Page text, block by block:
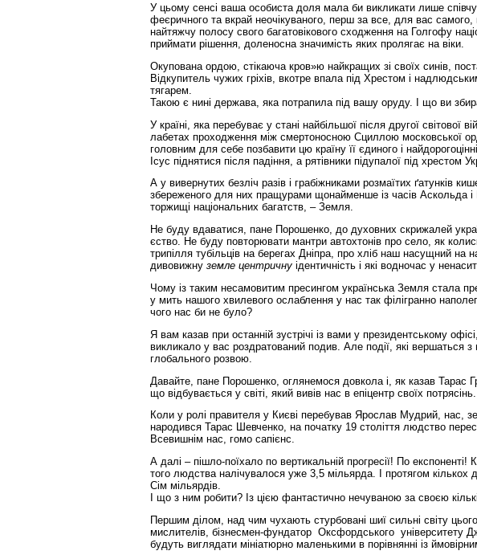
У цьому сенсі ваша особиста доля мала би викликати лише
феєричного та вкрай неочікуваного, перш за все, для вас
найтяжчу полосу свого багатовікового сходження на Голгофу
приймати рішення, доленосна значимість яких пролягає на віки.
Окупована ордою, стікаюча кров»ю найкращих зі своїх синів,
Відкупитель чужих гріхів, вкотре впала під Хрестом і
тягарем.
Такою є нині держава, яка потрапила під вашу оруду. І що ви
У країні, яка перебуває у стані найбільшої після другої
лабетах проходження між смертоносною Сциллою московської
головним для себе позбавити цю країну її єдиного і
Ісус піднятися після падіння, а рятівники підупалої під хрестом
А у вивернутих безліч разів і грабіжниками розмаїтих ґатунків
збереженого для них пращурами щонайменше із часів Аскольда
торжищі національних багатств, – Земля.
Не буду вдаватися, пане Порошенко, до духовних скрижалей
єство. Не буду повторювати мантри автохтонів про село, як
трипілля тубільців на берегах Дніпра, про хліб наш насущний на
дивовижну земле центричну ідентичність і які водночас у
Чому із таким несамовитим пресингом українська Земля стала
у мить нашого хвилевого ослаблення у нас так філігранно
чого нас би не було?
Я вам казав при останній зустрічі із вами у президентському
викликало у вас роздратований подив. Але події, які вершаться
глобального розвою.
Давайте, пане Порошенко, оглянемося довкола і, як казав Тарас
що відбувається у світі, який вивів нас в епіцентр своїх потрясінь.
Коли у ролі правителя у Києві перебував Ярослав Мудрий, нас,
народився Тарас Шевченко, на початку 19 століття людство
Всевишнім нас, гомо сапієнс.
А далі – пішло-поїхало по вертикальній прогресії! По
того людства налічувалося уже 3,5 мільярда. І протягом
Сім мільярдів.
І що з ним робити? Із цією фантастично нечуваною за своєю
Першим ділом, над чим чухають стурбовані шиї сильні світу
мислителів, бізнесмен-фундатор Оксфордського університету
будуть виглядати мініатюрно маленькими в порівнянні із